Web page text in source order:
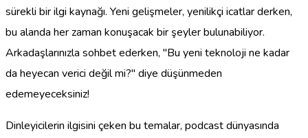
sürekli bir ilgi kaynağı. Yeni gelişmeler, yenilikçi icatlar derken,
bu alanda her zaman konuşacak bir şeyler bulunabiliyor.
Arkadaşlarınızla sohbet ederken, "Bu yeni teknoloji ne kadar
da heyecan verici değil mi?" diye düşünmeden
edemeyeceksiniz!
Dinleyicilerin ilgisini çeken bu temalar, podcast dünyasında